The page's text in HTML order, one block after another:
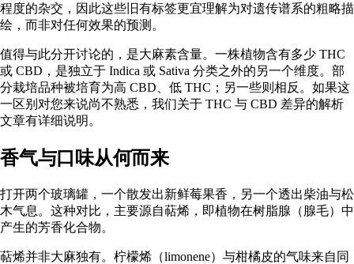
程度的杂交，因此这些旧有标签更宜理解为对遗传谱系的粗略描
绘，而非对任何效果的预测。
值得与此分开讨论的，是大麻素含量。一株植物含有多少 THC
或 CBD，是独立于 Indica 或 Sativa 分类之外的另一个维度。部
分栽培品种被培育为高 CBD、低 THC；另一些则相反。如果这
一区别对您来说尚不熟悉，我们关于 THC 与 CBD 差异的解析
文章有详细说明。
香气与口味从何而来
打开两个玻璃罐，一个散发出新鲜莓果香，另一个透出柴油与松
木气息。这种对比，主要源自萜烯 ，即植物在树脂腺（腺毛）中
产生的芳香化合物。
萜烯并非大麻独有。柠檬烯（limonene）与柑橘皮的气味来自同